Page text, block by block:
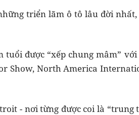
triển lãm ô tô lâu đời
được “xếp chung mâm”
Show, North America
- nơi từng được coi là “trung